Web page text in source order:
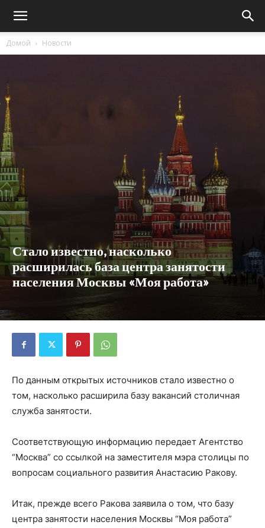
Домой Новости
Стало известно, насколько
расширилась база центра занятости
населения Москвы «Моя работа»
По данным открытых источников стало известно о
том, насколько расширила базу вакансий столичная
служба занятости.
Соответствующую информацию передает Агентство
“Москва” со ссылкой на заместителя мэра столицы по
вопросам социального развития Анастасию Ракову.
Итак, прежде всего Ракова заявила о том, что базу
центра занятости населения Москвы “Моя работа”